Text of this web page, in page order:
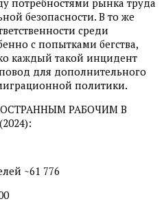
безопасности. В то же
среди
с попытками бегства,
каждый такой инцидент
для дополнительного
политики.
РАБОЧИМ В
~61 776